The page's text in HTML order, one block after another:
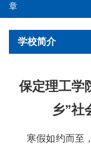
章
学校简介
保定理工学
乡”社
寒假如约而至